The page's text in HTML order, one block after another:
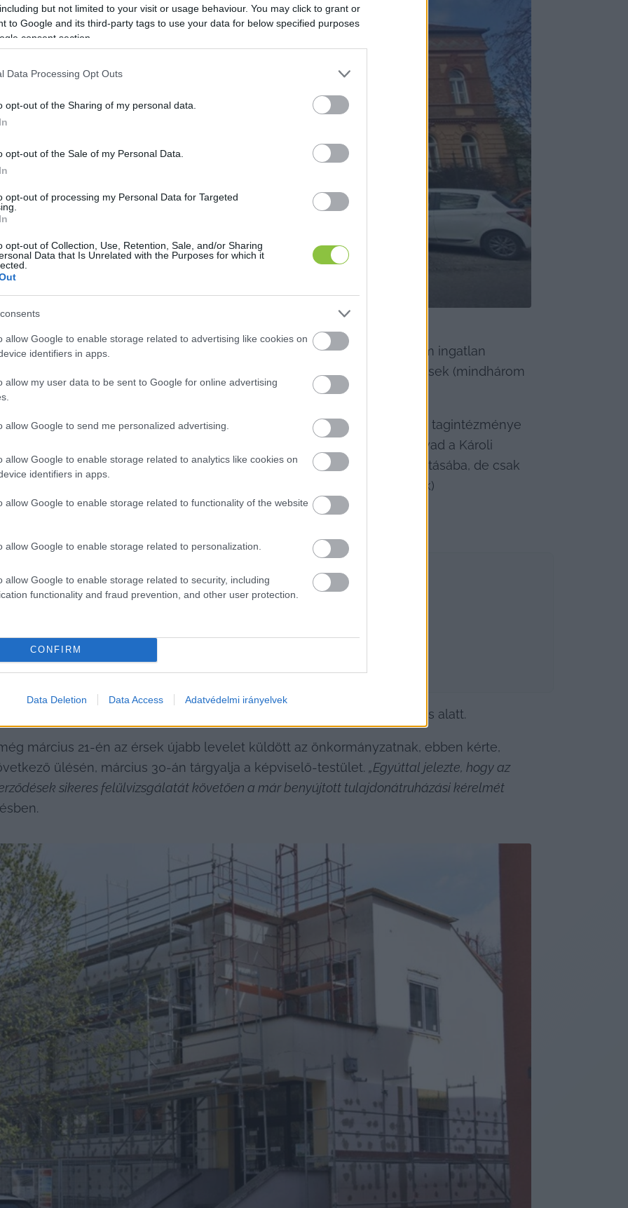
but not limited to your visit or usage behaviour. You may click to grant or
to Google and its third-party tags to use your data for below specified purposes
consent section.
Data Processing Opt Outs
opt-out of the Sharing of my personal data.
opt-out of the Sale of my Personal Data.
opt-out of processing my Personal Data for Targeted
opt-out of Collection, Use, Retention, Sale, and/or Sharing
Data that Is Unrelated with the Purposes for which it
allow Google to enable storage related to advertising like cookies on
identifiers in apps.
allow my user data to be sent to Google for online advertising
allow Google to send me personalized advertising.
allow Google to enable storage related to analytics like cookies on
identifiers in apps.
allow Google to enable storage related to functionality of the website
allow Google to enable storage related to personalization.
allow Google to enable storage related to security, including
functionality and fraud prevention, and other user protection.
CONFIRM
Data Deletion Data Access Adatvédelmi irányelvek
Hraskó István
válaszából kiderült: a határidő előtt pár nappal, február 24-én három ingatlan
be a Kalocsa-Kecskeméti Főegyházmegye igényét
érsek (mindhárom
működik):
óvoda, amely már a Petőfi Sándor Katolikus Általános Iskola és Óvoda tagintézménye
a Neumann János Egyetemből kiválik a Pedagógusképző Kar és beolvad a Károli
került a Bocskai utcai gyakorlóóvoda is a református egyetem fenntartásába, de csak
átadták a katolikusoknak – jelenleg a Bocskai utcai épületet felújítják)
Imre Katolikus Óvoda és Általános Iskola
van, jelenleg ez is felújítás alatt.
március 21-én az érsek újabb levelet küldött az önkormányzatnak, ebben kérte,
ülésén, március 30-án tárgyalja a képviselő-testület. „Egyúttal jelezte, hogy az
sikeres felülvizsgálatát követően a már benyújtott tulajdonátruházási kérelmét